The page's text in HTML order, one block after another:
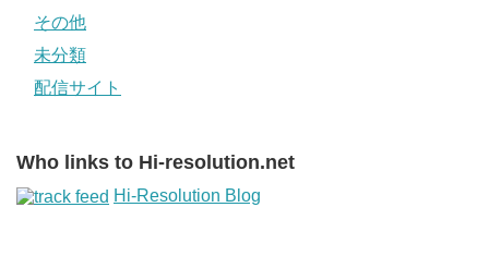
その他
未分類
配信サイト
Who links to Hi-resolution.net
Hi-Resolution Blog